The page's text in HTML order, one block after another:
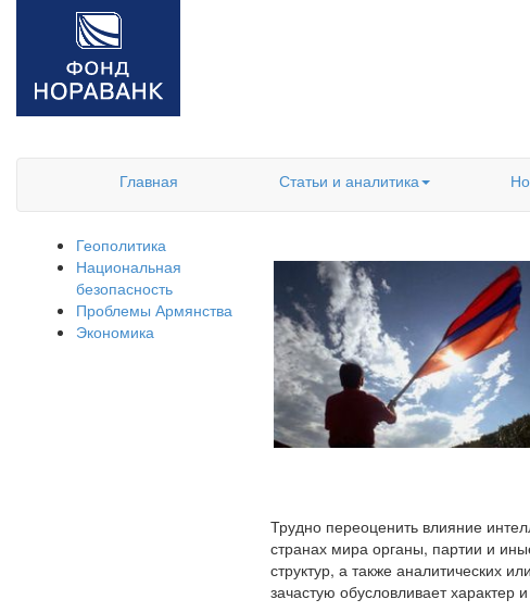
Главная
Статьи и аналитика
Геополитика
Национальная
безопасность
Проблемы Армянства
Экономика
Трудно переоценить влияние
странах мира органы, партии и
структур, а также аналитических
зачастую обусловливает